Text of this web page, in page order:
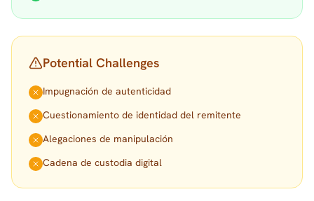
Potential Challenges
Impugnación de autenticidad
Cuestionamiento de identidad del remitente
Alegaciones de manipulación
Cadena de custodia digital